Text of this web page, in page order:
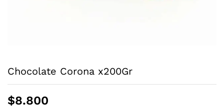
Chocolate Corona x200Gr
$8.800